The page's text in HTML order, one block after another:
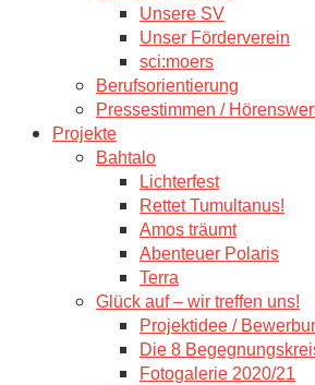
Unsere SV
Unser Förderverein
sci:moers
Berufsorientierung
Pressestimmen /
Projekte
Bahtalo
Lichterfest
Rettet Tumultanus!
Amos träumt
Abenteuer Polaris
Terra
Glück auf – wir treffen uns!
Projektidee /
Die 8
Fotogalerie 2020/21